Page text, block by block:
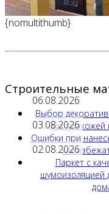
{nomultithumb}
Строительные
06.08.2026
Выбор
для прихожей
03.08.2026
Ошибки при
как
02.08.2026
Паркет с
шумоизоляцией